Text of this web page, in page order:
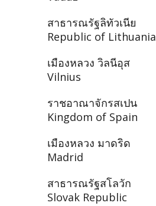
สาธารณรัฐลิทัวเนีย
Republic of Lithuania
เมืองหลวง วิลนีอุส
Vilnius
ราชอาณาจักรสเปน
Kingdom of Spain
เมืองหลวง มาดริด
Madrid
สาธารณรัฐสโลวัก
Slovak Republic